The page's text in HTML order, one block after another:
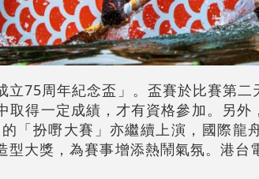
立75周年紀念盃」。盃賽於比賽第二
取得一定成績，才有資格參加。另外
「扮嘢大賽」亦繼續上演，國際龍
型大獎，為賽事增添熱鬧氣氛。港台